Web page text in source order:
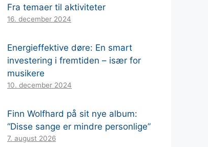
Fra temaer til aktiviteter
16. december 2024
Energieffektive døre: En smart
investering i fremtiden – især for
musikere
10. december 2024
Finn Wolfhard på sit nye album:
“Disse sange er mindre personlige”
7. august 2026